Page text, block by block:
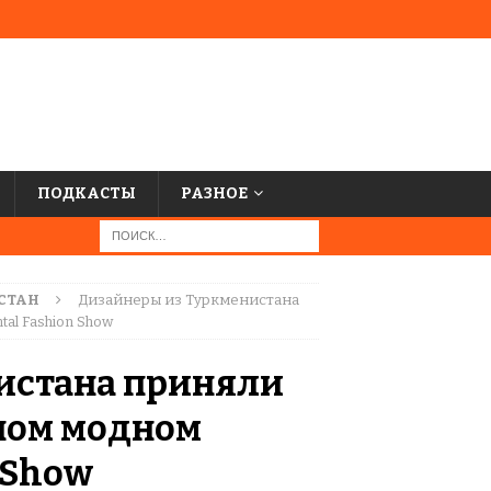
ПОДКАСТЫ РАЗНОЕ
Дизайнеры из Туркменистана
Fashion Show
приняли
модном